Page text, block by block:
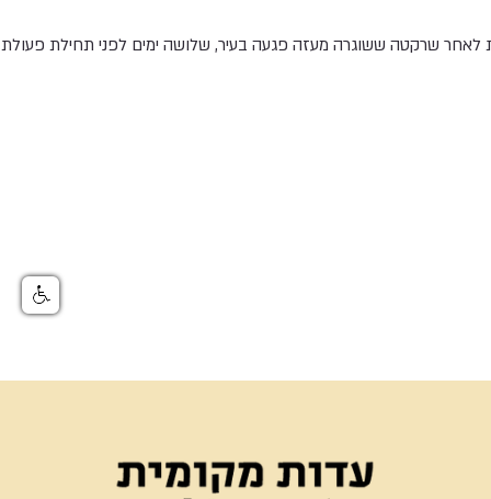
לאחר שרקטה ששוגרה מעזה פגעה בעיר, שלושה ימים לפני תחילת